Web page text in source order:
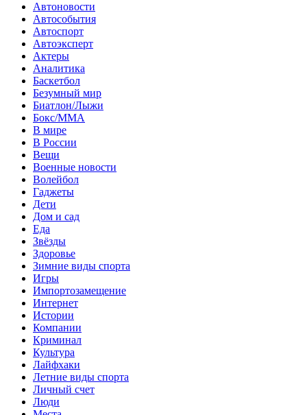
Автоновости
Автособытия
Автоспорт
Автоэксперт
Актеры
Аналитика
Баскетбол
Безумный мир
Биатлон/Лыжи
Бокс/MMA
В мире
В России
Вещи
Военные новости
Волейбол
Гаджеты
Дети
Дом и сад
Еда
Звёзды
Здоровье
Зимние виды спорта
Игры
Импортозамещение
Интернет
Истории
Компании
Криминал
Культура
Лайфхаки
Летние виды спорта
Личный счет
Люди